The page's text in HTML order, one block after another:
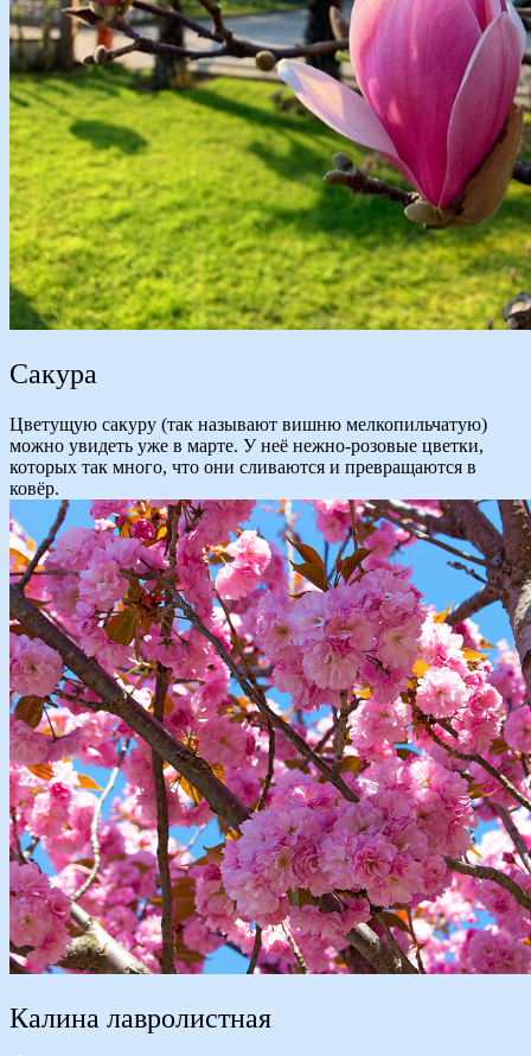
Сакура
Цветущую сакуру (так называют вишню мелкопильчатую)
можно увидеть уже в марте. У неё нежно-розовые цветки,
которых так много, что они сливаются и превращаются в
ковёр.
Калина лавролистная